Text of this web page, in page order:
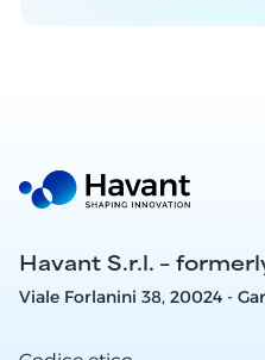
Havant S.r.l. –
Viale Forlanini 38, 20024 -